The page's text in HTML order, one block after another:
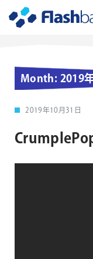
Month: 2019
2019年10月31日